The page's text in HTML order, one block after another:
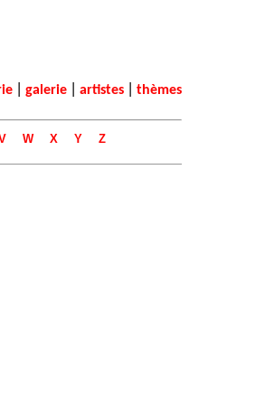
galerie artistes thèmes
W X Y Z